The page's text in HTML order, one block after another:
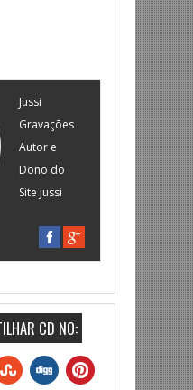
Jussi
Gravações
Autor e
Dono do
Site Jussi
CD NO: